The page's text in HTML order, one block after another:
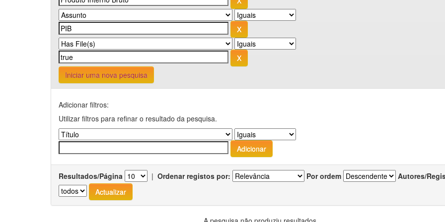
Iniciar uma nova pesquisa
Adicionar filtros:
Utilizar filtros para refinar o resultado da pesquisa.
Resultados/Página | Ordenar registos por: Por ordem Autores/